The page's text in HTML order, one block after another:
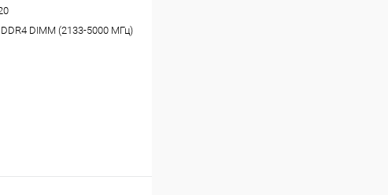
DIMM (2133-5000 МГц)